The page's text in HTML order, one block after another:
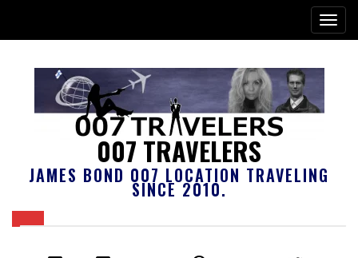
007 TRAVELERS
JAMES BOND 007 LOCATION TRAVELING
SINCE 2010.